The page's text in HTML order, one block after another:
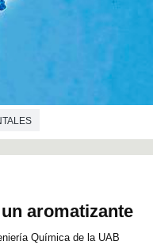
aromatizante
Química de la UAB